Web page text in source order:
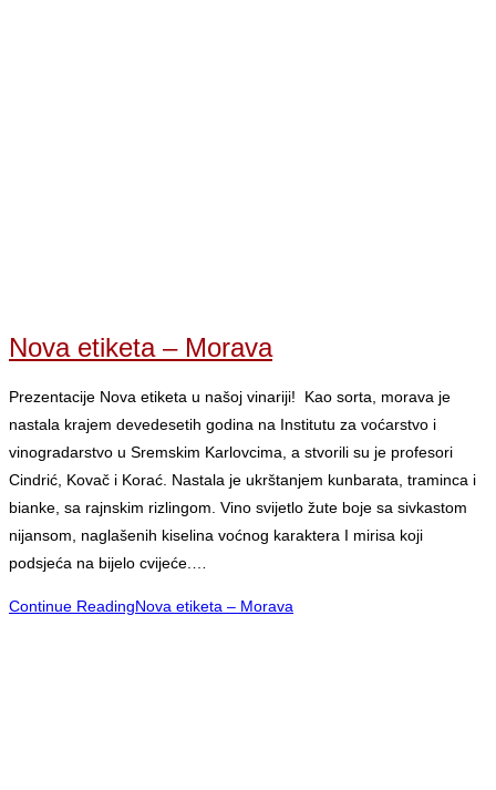
Nova etiketa – Morava
Prezentacije Nova etiketa u našoj vinariji! Kao sorta, morava je
nastala krajem devedesetih godina na Institutu za voćarstvo i
vinogradarstvo u Sremskim Karlovcima, a stvorili su je profesori
Cindrić, Kovač i Korać. Nastala je ukrštanjem kunbarata, traminca i
bianke, sa rajnskim rizlingom. Vino svijetlo žute boje sa sivkastom
nijansom, naglašenih kiselina voćnog karaktera I mirisa koji
podsjeća na bijelo cvijeće.…
Continue ReadingNova etiketa – Morava